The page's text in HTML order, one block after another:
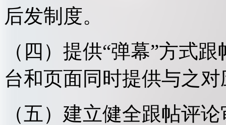
后发制度。
（四）提供“弹幕”方式
台和页面同时提供与之
（五）建立健全跟帖评